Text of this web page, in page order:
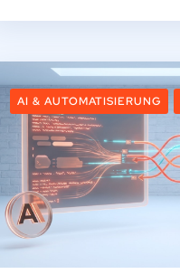
AI & AUTOMATISIERUNG